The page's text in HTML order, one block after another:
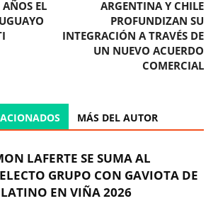
EL
ARGENTINA Y CHILE
PROFUNDIZAN SU
INTEGRACIÓN A TRAVÉS DE
UN NUEVO ACUERDO
COMERCIAL
MÁS DEL AUTOR
LAFERTE SE SUMA AL
GRUPO CON GAVIOTA DE
EN VIÑA 2026